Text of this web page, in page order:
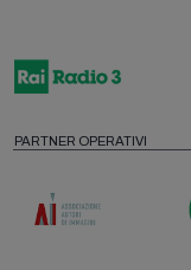
PARTNER OPERATIVI